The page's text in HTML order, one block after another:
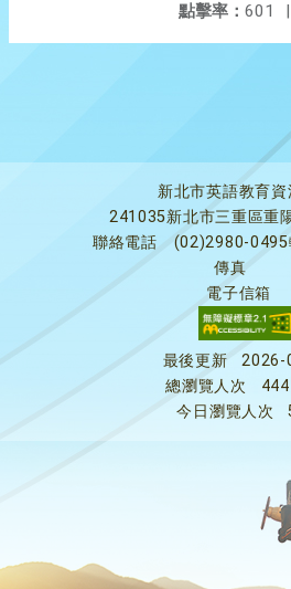
點擊率： 601 |
新北市英語教育資
241035新北市三重區重
聯絡電話
(02)2980-
傳真
電子信箱
最後更新
2026-
總瀏覽人次
今日瀏覽人次